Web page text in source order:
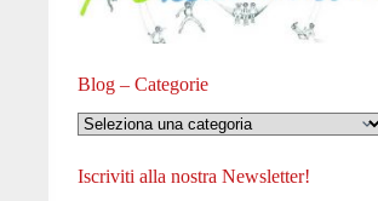
Blog – Categorie
Blog
–
Iscriviti alla nostra Newsletter!